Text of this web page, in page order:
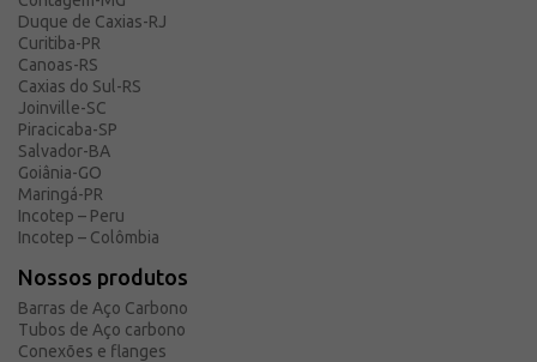
Calculadora
Download
Solicite um orçamento
Sobre a Açotubo
Unidades
Qualidade
Planos de Financiamento
Compliance e LGPD
Ouvidoria
Blog
Duque de Caxias-RJ
Curitiba-PR
Canoas-RS
Caxias do Sul-RS
Joinville-SC
Piracicaba-SP
Salvador-BA
Goiânia-GO
Maringá-PR
Incotep – Peru
Incotep – Colômbia
Nossos produtos
Barras de Aço Carbono
Tubos de Aço carbono
Conexões e flanges